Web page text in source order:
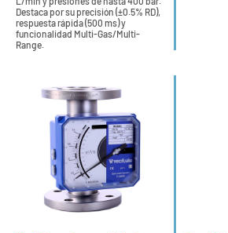
Destaca por su precisión (±0.5% RD),
respuesta rápida (500 ms) y
funcionalidad Multi-Gas/Multi-
Range.